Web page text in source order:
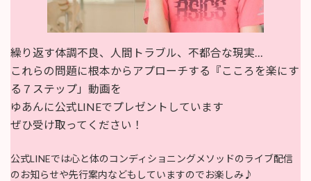
繰り返す体調不良、人間トラブル、不都合な現実…
これらの問題に根本からアプローチする『こころを楽にす
る７ステップ」動画を
ゆあんに公式LINEでプレゼントしています
ぜひ受け取ってください！
公式LINEでは心と体のコンディショニングメソッドのライブ配信
のお知らせや先行案内などもしていますのでお楽しみ♪